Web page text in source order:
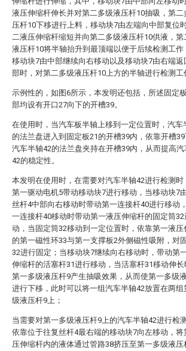
液压伸缩杆伸长并对第二多级液压杆10抽吸，第二
压杆10下移进行上料，移动块7由左端向中部复位
二液压伸缩杆缩短并向第二多级液压杆10供液，第
液压杆10将半轴抬升到最顶端以便于后续检测工作
移动块7由中部继续向右移动以及移动块7由右端返
部时，对第二多级液压杆10上方的半轴进行检测工
示例性的，如图6所示，本发明还包括，所述固定
部均设有开口27向下的开槽39。
在使用时，当汽车板半轴上移到一定位置时，汽车
的法兰盘进入到固定板21的开槽39内，依靠开槽
汽车半轴42的法兰盘夹持在开槽39内，从而提高汽
42的稳定性。
本发明在使用时，在需要对汽车半轴42进行检测时
第一驱动电机5带动移动块7进行移动，当移动块7
丝杆4中部向右移动时带动第一连接杆40进行移动
一连接杆40移动时带动第一液压伸缩杆的固定筒
动，当固定筒32移动到一定位置时，依靠第一液压
的第一磁性环33与第一支撑板2外侧磁性吸附，对
32进行固定；当移动块7继续向右移动时，带动第
伸缩杆的活塞杆31进行移动，当活塞杆31移动伸
第一多级液压杆9产生抽吸效果，从而使第一多级
进行下移，此时可以将一组汽车半轴42放置在两组
级液压杆9上；
当需要对第一多级液压杆9上的汽车半轴42进行检
依靠位于往复丝杆4最右端的移动块7向左移动，将
压伸缩杆内的液体通过管路38挤压至第一多级液压